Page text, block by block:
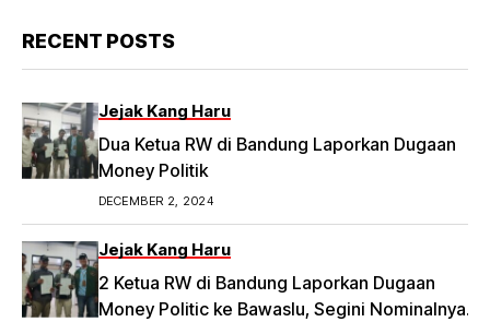
RECENT POSTS
Jejak Kang Haru
Dua Ketua RW di Bandung Laporkan Dugaan
Money Politik
DECEMBER 2, 2024
Jejak Kang Haru
2 Ketua RW di Bandung Laporkan Dugaan
Money Politic ke Bawaslu, Segini Nominalnya